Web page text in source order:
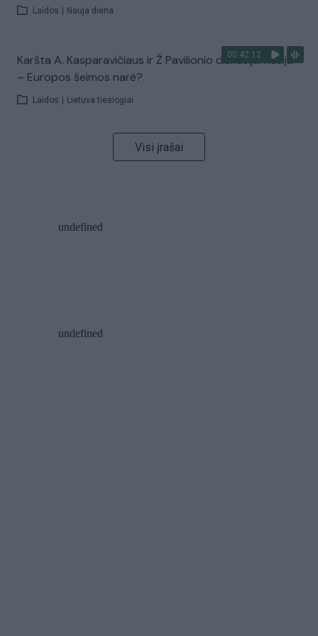
Laidos Nauja diena
00:42:12
Karšta A. Kasparavičiaus ir Ž Pavilionio diskusija: Rusija
– Europos šeimos narė?
Laidos Lietuva tiesiogiai
Visi įrašai